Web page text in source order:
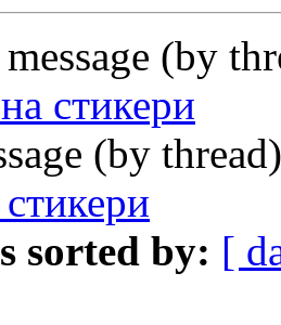
(by
стикери
(by
sorted by: [